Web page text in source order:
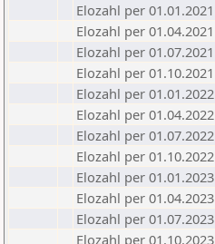
Elozahl per 01.01.2021
Elozahl per 01.04.2021
Elozahl per 01.07.2021
Elozahl per 01.10.2021
Elozahl per 01.01.2022
Elozahl per 01.04.2022
Elozahl per 01.07.2022
Elozahl per 01.10.2022
Elozahl per 01.01.2023
Elozahl per 01.04.2023
Elozahl per 01.07.2023
Elozahl per 01.10.2023